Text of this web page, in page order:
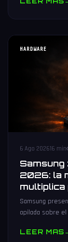
HARDWARE
6 Ago 202616 min
Samsung
2026: la
multiplica
Samsung
apilada sobre el
LEER MAS